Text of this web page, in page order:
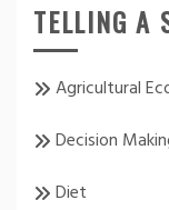
TELLING A
Agricultural
Decision
Diet